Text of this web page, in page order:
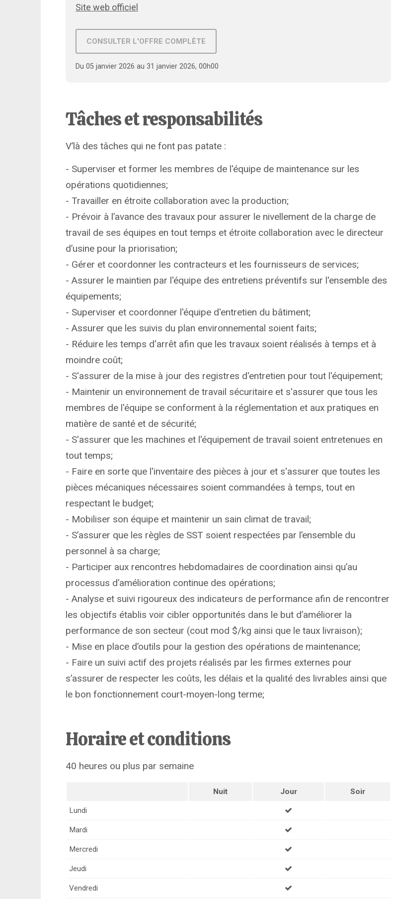
Site web officiel
CONSULTER L'OFFRE COMPLÈTE
Du 05 janvier 2026 au 31 janvier 2026, 00h00
Tâches et responsabilités
V’là des tâches qui ne font pas patate :
- Superviser et former les membres de l'équipe de maintenance sur les
opérations quotidiennes;
- Travailler en étroite collaboration avec la production;
- Prévoir à l’avance des travaux pour assurer le nivellement de la charge de
travail de ses équipes en tout temps et étroite collaboration avec le directeur
d’usine pour la priorisation;
- Gérer et coordonner les contracteurs et les fournisseurs de services;
- Assurer le maintien par l'équipe des entretiens préventifs sur l'ensemble des
équipements;
- Superviser et coordonner l'équipe d'entretien du bâtiment;
- Assurer que les suivis du plan environnemental soient faits;
- Réduire les temps d'arrêt afin que les travaux soient réalisés à temps et à
moindre coût;
- S'assurer de la mise à jour des registres d'entretien pour tout l'équipement;
- Maintenir un environnement de travail sécuritaire et s'assurer que tous les
membres de l'équipe se conforment à la réglementation et aux pratiques en
matière de santé et de sécurité;
- S'assurer que les machines et l'équipement de travail soient entretenues en
tout temps;
- Faire en sorte que l'inventaire des pièces à jour et s'assurer que toutes les
pièces mécaniques nécessaires soient commandées à temps, tout en
respectant le budget;
- Mobiliser son équipe et maintenir un sain climat de travail;
- S’assurer que les règles de SST soient respectées par l’ensemble du
personnel à sa charge;
- Participer aux rencontres hebdomadaires de coordination ainsi qu’au
processus d’amélioration continue des opérations;
- Analyse et suivi rigoureux des indicateurs de performance afin de rencontrer
les objectifs établis voir cibler opportunités dans le but d’améliorer la
performance de son secteur (cout mod $/kg ainsi que le taux livraison);
- Mise en place d’outils pour la gestion des opérations de maintenance;
- Faire un suivi actif des projets réalisés par les firmes externes pour
s’assurer de respecter les coûts, les délais et la qualité des livrables ainsi que
le bon fonctionnement court-moyen-long terme;
Horaire et conditions
40 heures ou plus par semaine
Nuit Jour Soir
Lundi
Mardi
Mercredi
Jeudi
Vendredi